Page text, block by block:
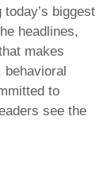
biggest
headlines,
makes
behavioral
to
see the